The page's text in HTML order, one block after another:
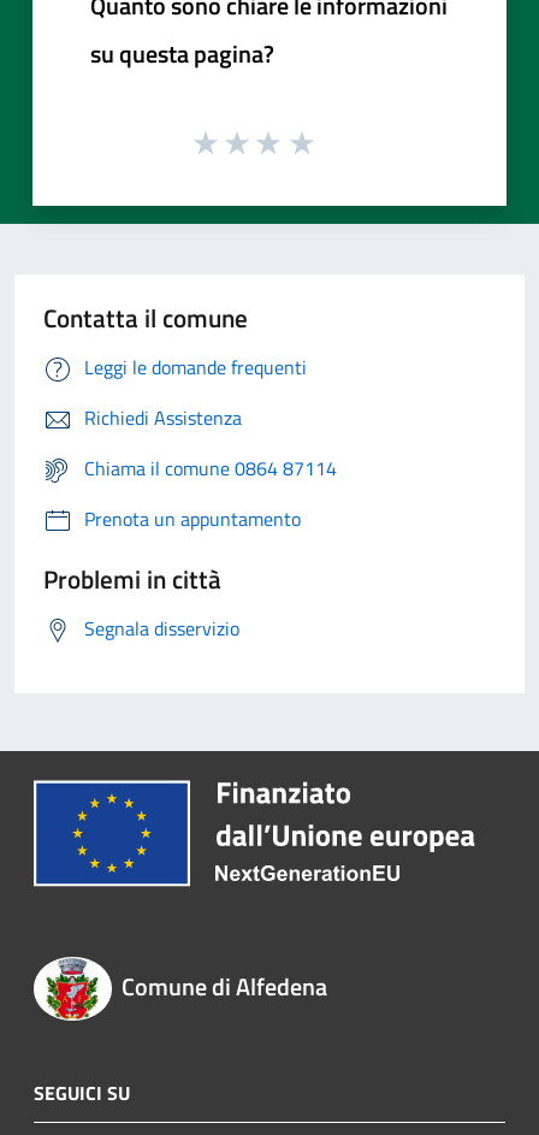
su questa pagina?
Contatta il comune
Leggi le domande frequenti
Richiedi Assistenza
Chiama il comune 0864 87114
Prenota un appuntamento
Problemi in città
Segnala disservizio
Comune di Alfedena
SEGUICI SU